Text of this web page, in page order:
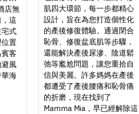
店無
這
式
置
客
風
海
肌四大環節，每一步都精心
設計，旨在為您打造個性化
的產後修復體驗。通過閉合
恥骨、修復盆底肌等步驟，
還能解決產後尿滲、陰道鬆
弛等尷尬問題，讓您重拾自
信與美麗。許多媽媽在產後
都遭受了產後腰痛和恥骨痛
的折磨，現在找到了
Mamma Mia，早已經解除這